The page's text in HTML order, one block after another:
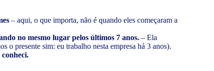
– aqui, o que importa, não é quando eles começaram a
no mesmo lugar pelos últimos 7 anos. – Ela
o presente sim: eu trabalho nesta empresa há 3 anos).